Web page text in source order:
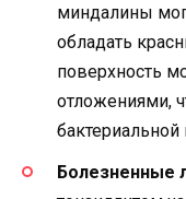
миндалины
обладать
поверхность
отложениями,
Болезненные